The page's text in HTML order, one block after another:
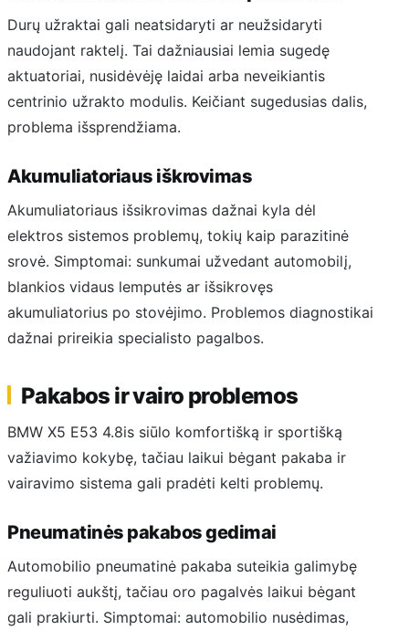
Durų užraktai gali neatsidaryti ar neužsidaryti
naudojant raktelį. Tai dažniausiai lemia sugedę
aktuatoriai, nusidėvėję laidai arba neveikiantis
centrinio užrakto modulis. Keičiant sugedusias dalis,
problema išsprendžiama.
Akumuliatoriaus iškrovimas
Akumuliatoriaus išsikrovimas dažnai kyla dėl
elektros sistemos problemų, tokių kaip parazitinė
srovė. Simptomai: sunkumai užvedant automobilį,
blankios vidaus lemputės ar išsikrovęs
akumuliatorius po stovėjimo. Problemos diagnostikai
dažnai prireikia specialisto pagalbos.
Pakabos ir vairo problemos
BMW X5 E53 4.8is siūlo komfortišką ir sportišką
važiavimo kokybę, tačiau laikui bėgant pakaba ir
vairavimo sistema gali pradėti kelti problemų.
Pneumatinės pakabos gedimai
Automobilio pneumatinė pakaba suteikia galimybę
reguliuoti aukštį, tačiau oro pagalvės laikui bėgant
gali prakiurti. Simptomai: automobilio nusėdimas,